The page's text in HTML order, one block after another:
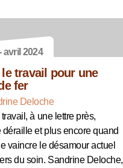
avril 2024
travail pour une
fer
Deloche
à une lettre près,
déraille et plus encore quand
vaincre le désamour actuel
du soin. Sandrine Deloche,